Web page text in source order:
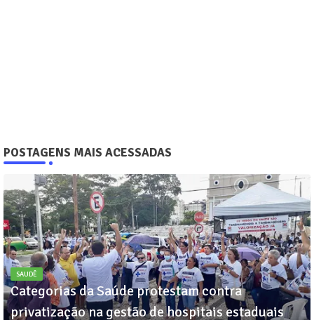
POSTAGENS MAIS ACESSADAS
SAUDÊ
Categorias da Saúde protestam contra
privatização na gestão de hospitais estaduais